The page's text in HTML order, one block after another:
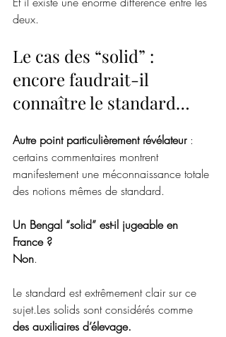
deux.
Le cas des “solid” :
encore faudrait-il
connaître le standard…
Autre point particulièrement révélateur :
certains commentaires montrent
manifestement une méconnaissance totale
des notions mêmes de standard.
Un Bengal “solid” est-il jugeable en
France ?
Non.
Le standard est extrêmement clair sur ce
sujet.Les solids sont considérés comme
des auxiliaires d’élevage.